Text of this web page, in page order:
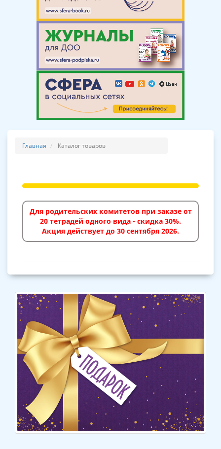
Главная Каталог товаров
Для родительских комитетов при заказе от
20 тетрадей одного вида - скидка 30%.
Акция действует до 30 сентября 2026.